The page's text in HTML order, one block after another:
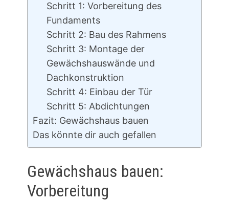
Schritt 1: Vorbereitung des
Fundaments
Schritt 2: Bau des Rahmens
Schritt 3: Montage der
Gewächshauswände und
Dachkonstruktion
Schritt 4: Einbau der Tür
Schritt 5: Abdichtungen
Fazit: Gewächshaus bauen
Das könnte dir auch gefallen
Gewächshaus bauen:
Vorbereitung